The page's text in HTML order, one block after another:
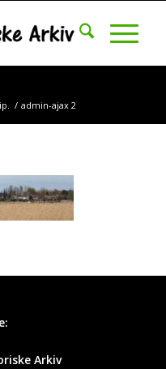
/ admin-ajax 2
Arkiv